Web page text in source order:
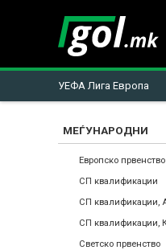
УЕФА Лига Европа
You
are
here
МЕЃУНАРОДНИ
Европско првенство
СП квалификации
Светско првенство